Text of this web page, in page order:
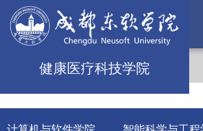
健康医疗科技学院